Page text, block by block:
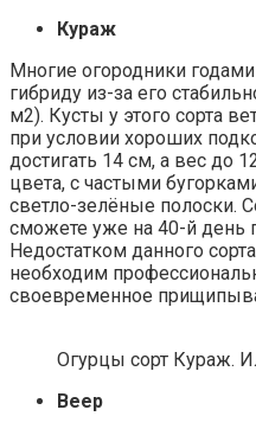
Кураж
Многие огородники
гибриду из-за его
м2). Кусты у этого сорта
при условии хороших
достигать 14 см, а вес до
цвета, с частыми
светло-зелёные полоски.
сможете уже на 40-й день
Недостатком данного
необходим
своевременное
Огурцы сорт Кураж.
Веер